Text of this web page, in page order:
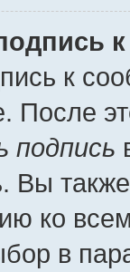
к
После
подпись
Вы
ко
в